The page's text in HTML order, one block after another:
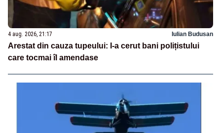
4 aug. 2026, 21:17 Iulian Budusan
Arestat din cauza tupeului: I-a cerut bani polițistului
care tocmai îl amendase